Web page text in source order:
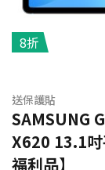
8折
送保護貼
SAMSUNG
X620 13.1
福利品】